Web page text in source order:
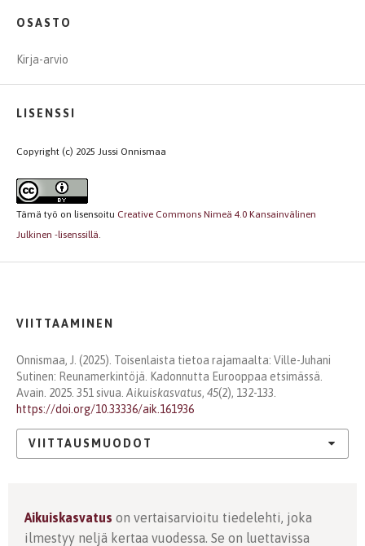
OSASTO
Kirja-arvio
LISENSSI
Copyright (c) 2025 Jussi Onnismaa
Tämä työ on lisensoitu Creative Commons Nimeä 4.0 Kansainvälinen
Julkinen -lisenssillä.
VIITTAAMINEN
Onnismaa, J. (2025). Toisenlaista tietoa rajamaalta: Ville-Juhani
Sutinen: Reunamerkintöjä. Kadonnutta Eurooppaa etsimässä.
Avain. 2025. 351 sivua. Aikuiskasvatus, 45(2), 132-133.
https://doi.org/10.33336/aik.161936
VIITTAUSMUODOT
Aikuiskasvatus on vertaisarvioitu tiedelehti, joka
ilmestyy neljä kertaa vuodessa. Se on luettavissa